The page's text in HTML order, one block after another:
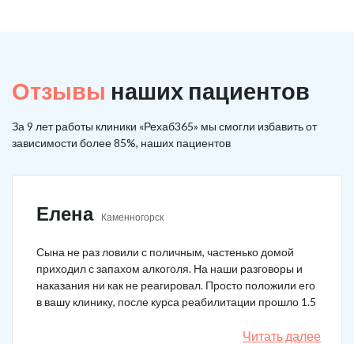
Отзывы наших пациентов
За 9 лет работы клиники «Рехаб365» мы смогли избавить от
зависимости более 85%, наших пациентов
Елена Каменногорск
Сына не раз ловили с поличным, частенько домой
приходил с запахом алкоголя. На наши разговоры и
наказания ни как не реагировал. Просто положили его
в вашу клинику, после курса реабилитации прошло 1.5
Читать далее